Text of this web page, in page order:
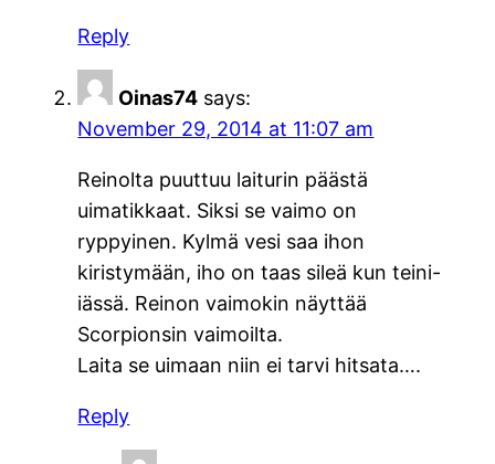
Reply
Oinas74 says:
November 29, 2014 at 11:07 am
Reinolta puuttuu laiturin päästä
uimatikkaat. Siksi se vaimo on
ryppyinen. Kylmä vesi saa ihon
kiristymään, iho on taas sileä kun teini-
iässä. Reinon vaimokin näyttää
Scorpionsin vaimoilta.
Laita se uimaan niin ei tarvi hitsata….
Reply